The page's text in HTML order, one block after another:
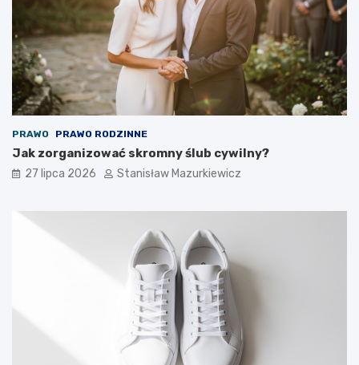
PRAWO PRAWO RODZINNE
Jak zorganizować skromny ślub cywilny?
27 lipca 2026 Stanisław Mazurkiewicz